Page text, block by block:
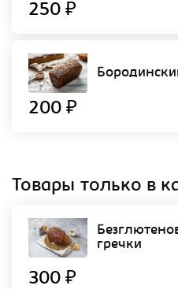
250 ₽
200 ₽
Товары только в
гречки
300 ₽